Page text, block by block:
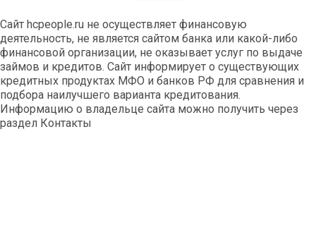
Сайт hcpeople.ru не осуществляет финансовую
деятельность, не является сайтом банка или какой-либо
финансовой организации, не оказывает услуг по выдаче
займов и кредитов. Сайт информирует о существующих
кредитных продуктах МФО и банков РФ для сравнения и
подбора наилучшего варианта кредитования.
Информацию о владельце сайта можно получить через
раздел Контакты